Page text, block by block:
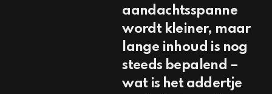
aandachtsspanne
wordt kleiner, maar
lange inhoud is nog
steeds bepalend –
wat is het addertje